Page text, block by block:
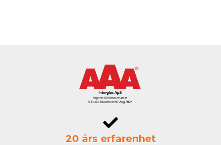
20 års erfarenhet